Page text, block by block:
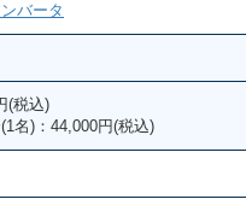
バータ
(税込)
名)：44,000円(税込)